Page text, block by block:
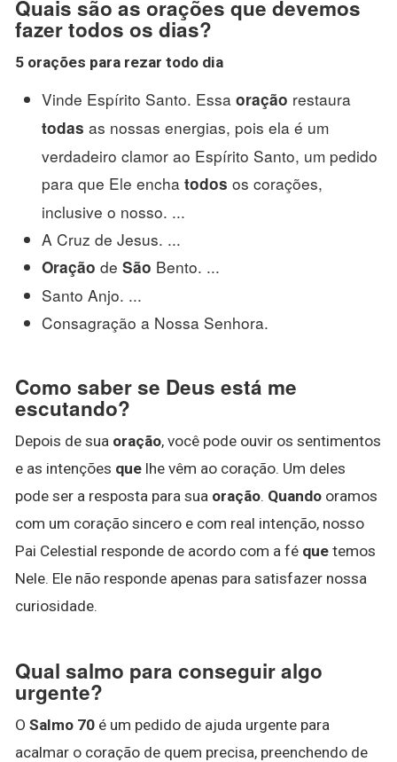
Quais são as orações que devemos
fazer todos os dias?
5 orações para rezar todo dia
Vinde Espírito Santo. Essa oração restaura
todas as nossas energias, pois ela é um
verdadeiro clamor ao Espírito Santo, um pedido
para que Ele encha todos os corações,
inclusive o nosso. ...
A Cruz de Jesus. ...
Oração de São Bento. ...
Santo Anjo. ...
Consagração a Nossa Senhora.
Como saber se Deus está me
escutando?
Depois de sua oração, você pode ouvir os sentimentos
e as intenções que lhe vêm ao coração. Um deles
pode ser a resposta para sua oração. Quando oramos
com um coração sincero e com real intenção, nosso
Pai Celestial responde de acordo com a fé que temos
Nele. Ele não responde apenas para satisfazer nossa
curiosidade.
Qual salmo para conseguir algo
urgente?
O Salmo 70 é um pedido de ajuda urgente para
acalmar o coração de quem precisa, preenchendo de